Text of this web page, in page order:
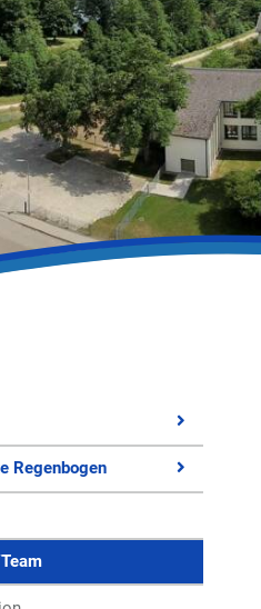
Regenbogen